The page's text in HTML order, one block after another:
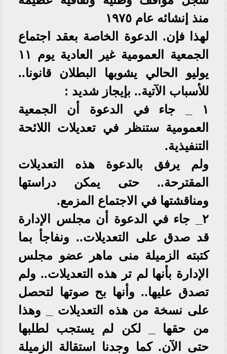
منذ إنشائه عام ١٩٧٥
لهذا فإن. الدعوة الخاصة بعقد اجتماع
الجمعية العمومية غير العادية يوم ١١
يوليو الحالي يشوبها البطلان قانونا..
للأسباب الآتية.. بإيجاز شديد :
١ _ جاء في الدعوة أن الجمعية
العمومية ستنظر في تعديلات اللائحة
التنفيذية.
ولم يرفق بالدعوة هذه التعديلات
المقترحة.. حتى يمكن دراستها
ومناقشتها في الاجتماع المزمع.
٢_ جاء في الدعوة أن مجلس الإدارة
قد صدق على التعديلات.. ونفاجأ بما
كتبته الزميلة منى ماهر عضو مجلس
الإدارة بأنها لم تر هذه التعديلات.. ولم
تصدق عليها.. وأنها بح صوتها لتحصل
على نسخة من هذه التعديلات _ وهذا
من حقها _ لكن لم يستجب لطلبها
حتى الآن. كما وجدنا استقالة الزميلة